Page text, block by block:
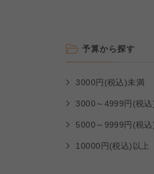
予算から探す
3000円(税込)未満
3000～4999円(税込
5000～9999円(税込
10000円(税込)以上
める利
コープ
各生協